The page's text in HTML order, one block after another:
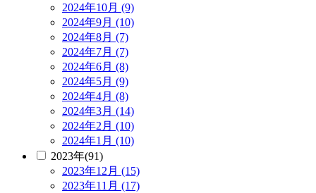
2024年10月 (9)
2024年9月 (10)
2024年8月 (7)
2024年7月 (7)
2024年6月 (8)
2024年5月 (9)
2024年4月 (8)
2024年3月 (14)
2024年2月 (10)
2024年1月 (10)
2023年(91)
2023年12月 (15)
2023年11月 (17)